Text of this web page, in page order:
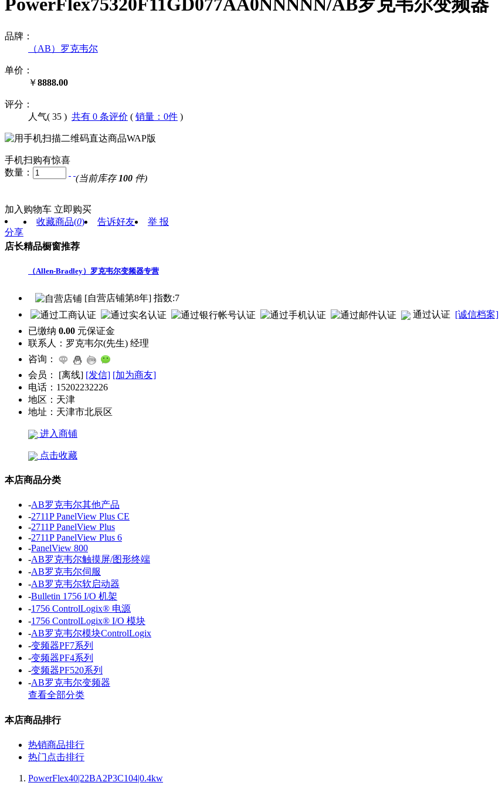
品牌：
（AB）罗克韦尔
单价：
￥8888.00
评分：
人气( 35 ) 共有 0 条评价 ( 销量：0件 )
手机扫购有惊喜
数量：
(当前库存 100 件)
加入购物车 立即购买
分享
收藏商品(0) 告诉好友 举 报
店长精品橱窗推荐
（Allen-Bradley）罗克韦尔变频器专营
[自营店铺第8年] 指数:7
通过认证 [诚信档案]
已缴纳 0.00 元保证金
联系人： 罗克韦尔(先生) 经理
咨询：
会员：
[离线] [发信] [加为商友]
电话： 15202232226
地区： 天津
地址： 天津市北辰区
进入商铺
点击收藏
本店商品分类
-AB罗克韦尔其他产品
-2711P PanelView Plus CE
-2711P PanelView Plus
-2711P PanelView Plus 6
-PanelView 800
-AB罗克韦尔触摸屏/图形终端
-AB罗克韦尔伺服
-AB罗克韦尔软启动器
-Bulletin 1756 I/O 机架
-1756 ControlLogix® 电源
-1756 ControlLogix® I/O 模块
-AB罗克韦尔模块ControlLogix
-变频器PF7系列
-变频器PF4系列
-变频器PF520系列
-AB罗克韦尔变频器
查看全部分类
本店商品排行
热销商品排行
热门点击排行
PowerFlex40|22BA2P3C104|0.4kw